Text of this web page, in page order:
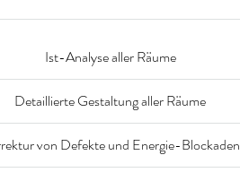
Ist-Analyse aller Räume
Detaillierte Gestaltung aller Räume
von Defekte und Energie-Blockaden